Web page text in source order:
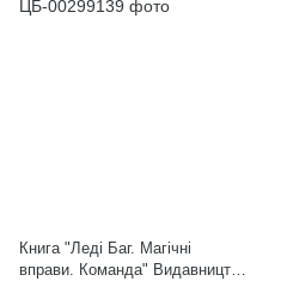
Книга "Леді Баг. Магічні
вправи. Команда" Видавництво